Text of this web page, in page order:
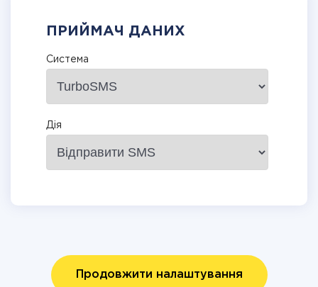
ПРИЙМАЧ ДАНИХ
Система
Дія
Продовжити налаштування